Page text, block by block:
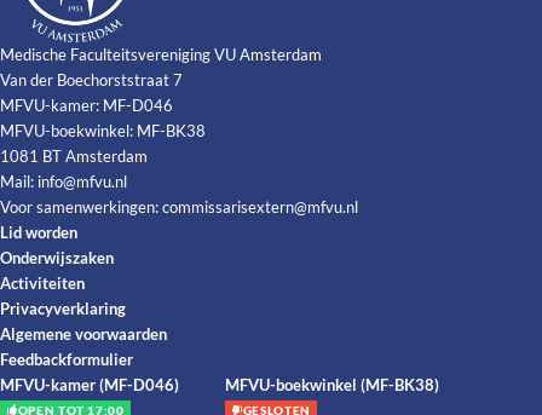
Medische Faculteitsvereniging VU Amsterdam
Van der Boechorststraat 7
MFVU-kamer: MF-D046
MFVU-boekwinkel: MF-BK38
1081 BT Amsterdam
Mail: info@mfvu.nl
Voor samenwerkingen:commissarisextern@mfvu.nl
Lid worden
Onderwijszaken
Activiteiten
Privacyverklaring
Algemene voorwaarden
Feedbackformulier
MFVU-kamer (MF-D046)
OPEN TOT 17:00
MFVU-boekwinkel (MF-BK38)
GESLOTEN